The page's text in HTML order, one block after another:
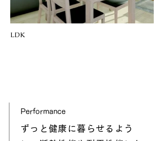
LDK
Performance
ずっと健康に暮らせるよう